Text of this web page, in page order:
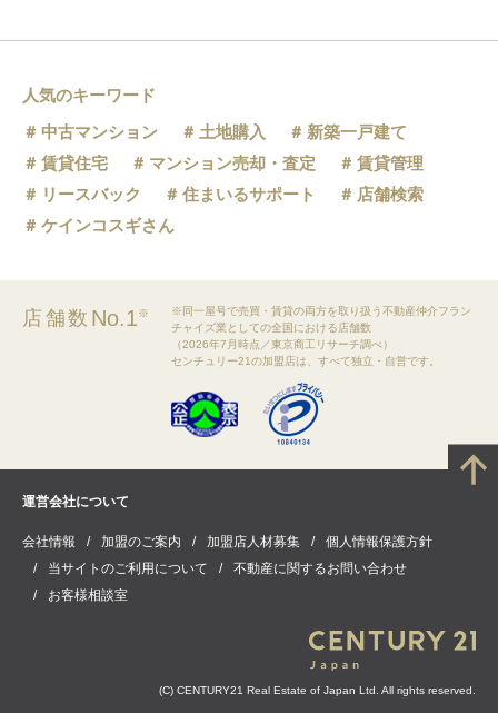
人気のキーワード
中古マンション
土地購入
新築一戸建て
賃貸住宅
マンション売却・査定
賃貸管理
リースバック
住まいるサポート
店舗検索
ケインコスギさん
店舗数 No.1※
※同一屋号で売買・賃貸の両方を取り扱う不動産仲介フラン
チャイズ業としての全国における店舗数
（2026年7月時点／東京商工リサーチ調べ）
センチュリー21の加盟店は、すべて独立・自営です。
運営会社について
会社情報 加盟のご案内 加盟店人材募集
個人情報保護方針
当サイトのご利用について
不動産に関するお問い合わせ
お客様相談室
(C) CENTURY21 Real Estate of Japan Ltd. All rights reserved.